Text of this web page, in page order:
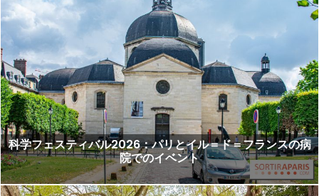
科学フェスティバル2026：パリとイル＝ド＝フランスの病
院でのイベント